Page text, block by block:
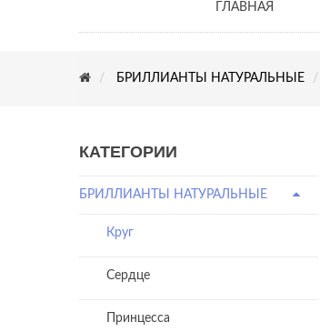
ГЛАВНАЯ
БРИЛЛИАНТЫ НАТУРАЛЬНЫЕ
КАТЕГОРИИ
БРИЛЛИАНТЫ НАТУРАЛЬНЫЕ
Круг
Сердце
Принцесса